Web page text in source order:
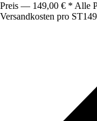
Preis — 149,00 € * Alle
Versandkosten pro ST